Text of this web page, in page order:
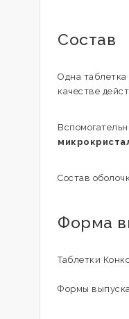
Состав
Одна
качестве
Состав
Форма
Таблетки
Формы выпуска